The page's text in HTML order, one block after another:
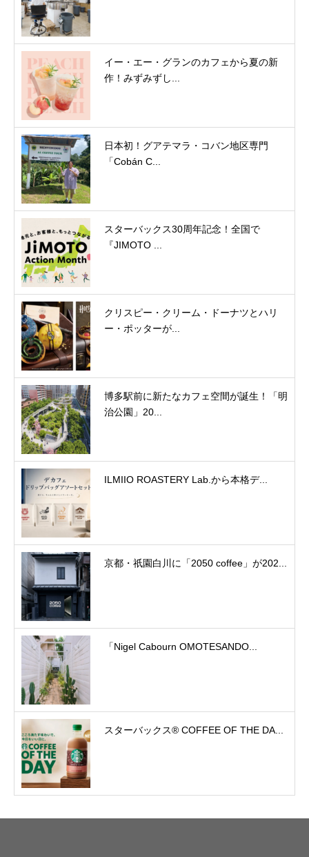
イー・エー・グランのカフェから夏の新
作！みずみずし...
日本初！グアテマラ・コバン地区専門
「Cobán C...
スターバックス30周年記念！全国で
『JIMOTO ...
クリスピー・クリーム・ドーナツとハリ
ー・ポッターが...
博多駅前に新たなカフェ空間が誕生！「明
治公園」20...
ILMIIO ROASTERY Lab.から本格デ...
京都・祇園白川に「2050 coffee」が202...
「Nigel Cabourn OMOTESANDO...
スターバックス® COFFEE OF THE DA...